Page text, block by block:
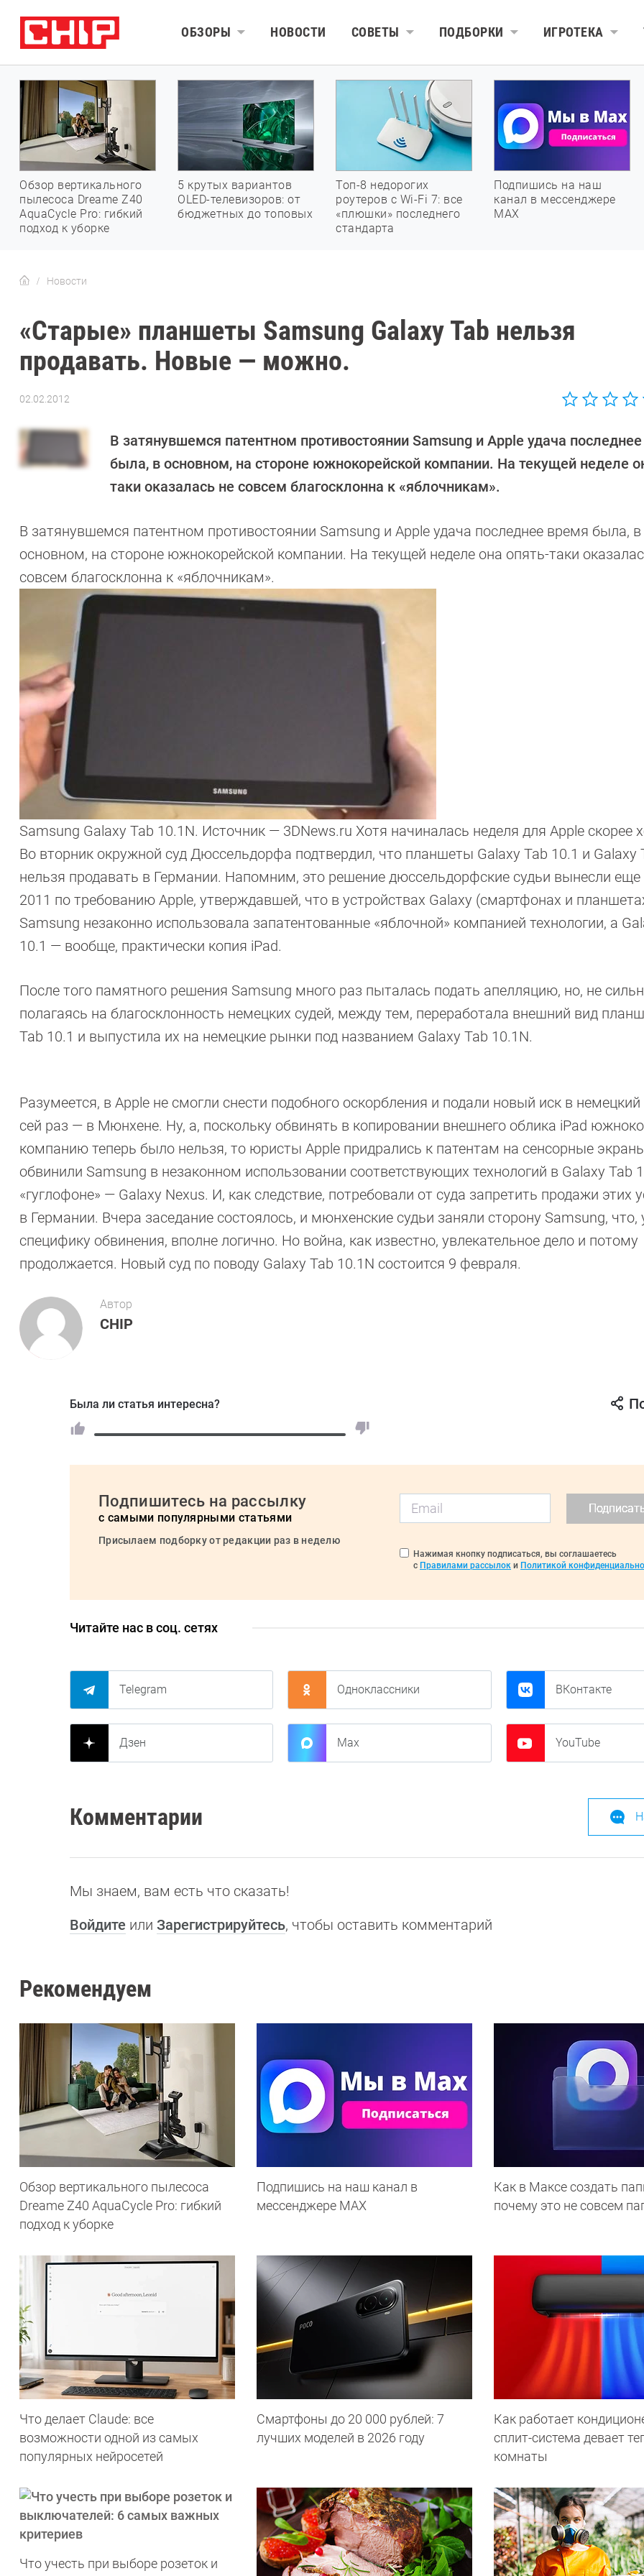
ОБЗОРЫ НОВОСТИ СОВЕТЫ ПОДБОРКИ ИГРОТЕКА
Обзор вертикального
пылесоса Dreame Z40
AquaCycle Pro: гибкий
подход к уборке
5 крутых вариантов
OLED-телевизоров: от
бюджетных до топовых
Топ-8 недорогих
роутеров с Wi-Fi 7: все
«плюшки» последнего
стандарта
Подпишись на наш
канал в мессенджере
МАХ
Новости
«Старые» планшеты Samsung Galaxy Tab нельзя
продавать. Новые — можно.
02.02.2012
В затянувшемся патентном противостоянии Samsung и Apple удача
была, в основном, на стороне южнокорейской компании. На текущей неделе
таки оказалась не совсем благосклонна к «яблочникам».
В затянувшемся патентном противостоянии Samsung и Apple удача последнее время была, в
основном, на стороне южнокорейской компании. На текущей неделе она опять-таки
совсем благосклонна к «яблочникам».
Samsung Galaxy Tab 10.1N. Источник — 3DNews.ru Хотя начиналась неделя для Apple скорее
Во вторник окружной суд Дюссельдорфа подтвердил, что планшеты Galaxy Tab 10.1 и Galaxy
нельзя продавать в Германии. Напомним, это решение дюссельдорфские судьи вынесли еще
2011 по требованию Apple, утверждавшей, что в устройствах Galaxy (смартфонах и
Samsung незаконно использовала запатентованные «яблочной» компанией технологии, а
10.1 — вообще, практически копия iPad.
После того памятного решения Samsung много раз пыталась подать апелляцию, но, не
полагаясь на благосклонность немецких судей, между тем, переработала внешний вид
Tab 10.1 и выпустила их на немецкие рынки под названием Galaxy Tab 10.1N.
Разумеется, в Apple не смогли снести подобного оскорбления и подали новый иск в немецкий
сей раз — в Мюнхене. Ну, а, поскольку обвинять в копировании внешнего облика iPad
компанию теперь было нельзя, то юристы Apple придрались к патентам на сенсорные
обвинили Samsung в незаконном использовании соответствующих технологий в Galaxy Tab
«гуглофоне» — Galaxy Nexus. И, как следствие, потребовали от суда запретить продажи этих
в Германии. Вчера заседание состоялось, и мюнхенские судьи заняли сторону Samsung, что,
специфику обвинения, вполне логично. Но война, как известно, увлекательное дело и потому
продолжается. Новый суд по поводу Galaxy Tab 10.1N состоится 9 февраля.
Автор
CHIP
Была ли статья интересна?
Подпишитесь на рассылку
с самыми популярными статьями
Присылаем подборку от редакции раз в неделю
Нажимая кнопку подписаться, вы соглашаетесь
с Правилами рассылок и Политикой
Читайте нас в соц. сетях
Telegram Одноклассники ВКонтакте
Дзен Max YouTube
Комментарии
Мы знаем, вам есть что сказать!
Войдите или Зарегистрируйтесь, чтобы оставить комментарий
Рекомендуем
Обзор вертикального пылесоса
Dreame Z40 AquaCycle Pro: гибкий
подход к уборке
Подпишись на наш канал в
мессенджере МАХ
Как в Максе создать
почему это не совсем
Что делает Сlaude: все
возможности одной из самых
популярных нейросетей
Смартфоны до 20 000 рублей: 7
лучших моделей в 2026 году
Как работает
сплит-система девает
комнаты
Что учесть при выборе розеток и